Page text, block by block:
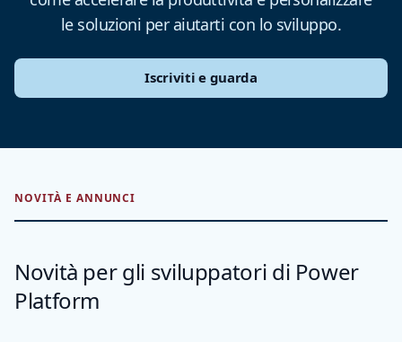
le soluzioni per aiutarti con lo sviluppo.
Iscriviti e guarda
NOVITÀ E ANNUNCI
Novità per gli sviluppatori di Power
Platform